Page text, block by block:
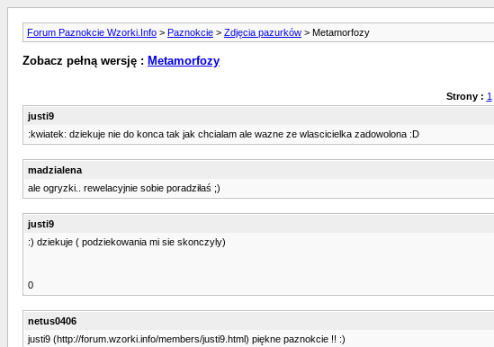
Forum Paznokcie Wzorki.Info > Paznokcie > Zdjęcia pazurków > Metamorfozy
Zobacz pełną wersję : Metamorfozy
Strony : 1
justi9
:kwiatek: dziekuje nie do konca tak jak chcialam ale wazne ze wlascicielka zadowolona :D
madzialena
ale ogryzki.. rewelacyjnie sobie poradziłaś ;)
justi9
:) dziekuje ( podziekowania mi sie skonczyly)
0
netus0406
justi9 (http://forum.wzorki.info/members/justi9.html) piękne paznokcie !! :)